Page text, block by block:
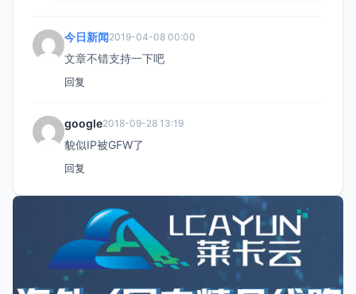
今日新闻2019-04-08 00:00
文章不错支持一下吧
回复
google2018-09-28 13:19
貌似IP被GFW了
回复